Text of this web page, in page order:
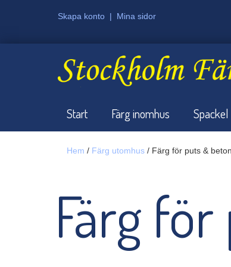
Skapa konto | Mina sidor
Start Färg inomhus Spackel
Hem / Färg utomhus / Färg för puts &
Färg